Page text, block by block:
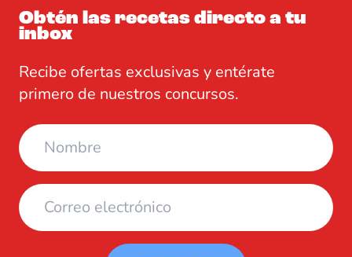
Obtén las recetas directo a tu
inbox
Recibe ofertas exclusivas y entérate
primero de nuestros concursos.